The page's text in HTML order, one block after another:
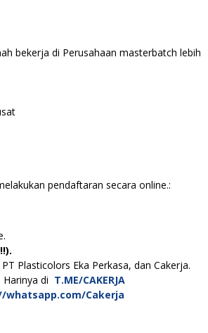
bekerja di Perusahaan masterbatch lebih
pendaftaran secara online.:
Plasticolors Eka Perkasa, dan Cakerja.
di T.ME/CAKERJA
whatsapp.com/Cakerja